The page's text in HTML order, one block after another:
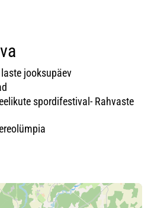
jooksupäev
spordifestival- Rahvaste